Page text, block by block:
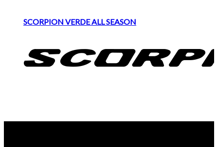
SCORPION VERDE ALL SEASON